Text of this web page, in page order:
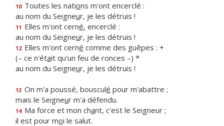
10 Toutes les nations m'ont encerclé :
au nom du Seigneur, je les détruis !
11 Elles m'ont cerné, encerclé :
au nom du Seigneur, je les détruis !
12 Elles m'ont cerné comme des guêpes : +
(– ce n'était qu'un feu de ronces –) *
au nom du Seigneur, je les détruis !
13 On m'a poussé, bousculé pour m'abattre ;
mais le Seigneur m'a défendu.
14 Ma force et mon chant, c'est le Seigneur ;
il est pour moi le salut.